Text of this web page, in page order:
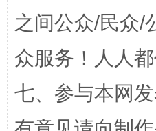
之间公众/民众/
众服务！人人都
七、参与本网